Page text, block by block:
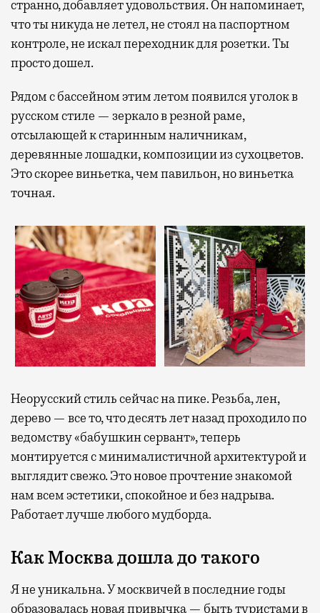
странно, добавляет удовольствия. Он напоминает,
что ты никуда не летел, не стоял на паспортном
контроле, не искал переходник для розетки. Ты
просто дошел.
Рядом с бассейном этим летом появился уголок в
русском стиле — зеркало в резной раме,
отсылающей к старинным наличникам,
деревянные лошадки, композиции из сухоцветов.
Это скорее виньетка, чем павильон, но виньетка
точная.
Неорусский стиль сейчас на пике. Резьба, лен,
дерево — все то, что десять лет назад проходило по
ведомству «бабушкин сервант», теперь
монтируется с минималистичной архитектурой и
выглядит свежо. Это новое прочтение знакомой
нам всем эстетики, спокойное и без надрыва.
Работает лучше любого мудборда.
Как Москва дошла до такого
Я не уникальна. У москвичей в последние годы
образовалась новая привычка — быть туристами в